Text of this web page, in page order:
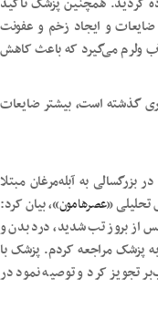
ضایعات و ایجاد زخم و عفونت
ولرم می‌گیرد که باعث کاهش
گذشته است، بیشتر ضایعات
در بزرگسالی به آبله‌مرغان مبتلا
تحلیلی «عصرهامون»، بیان کرد:
از بروز تب شدید، درد بدن و
مراجعه کردم. پزشک با
تجویز کرد و توصیه نمود در